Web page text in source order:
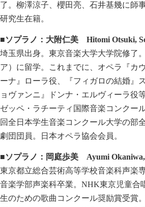
了。柳澤涼子、櫻田亮、石井基幾に師
研究生在籍。
■ソプラノ：大附仁美 Hitomi Otsuki,
埼玉県出身。東京音楽大学大学院修了
ア）に留学。これまでに、オペラ『カ
ーナ』ローラ役、『フィガロの結婚』
ョヴァンニ』ドンナ・エルヴィーラ役
ゼッペ・ラチーティ国際音楽コンクー
回全日本学生音楽コンクール大学の部
劇団団員。日本オペラ協会会員。
■ソプラノ：岡庭歩美 Ayumi
東京都立総合芸術高等学校音楽科声楽
音楽学部声楽科卒業。NHK東京児童合
生のための歌曲コンクール奨励賞受賞